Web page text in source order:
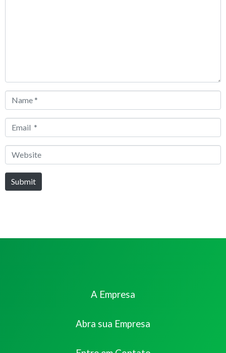
Name
Email
Website
Submit
A Empresa
Abra sua Empresa